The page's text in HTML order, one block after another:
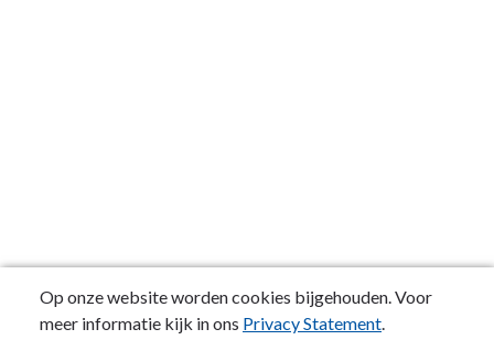
Op onze website worden cookies bijgehouden. Voor
meer informatie kijk in ons Privacy Statement.